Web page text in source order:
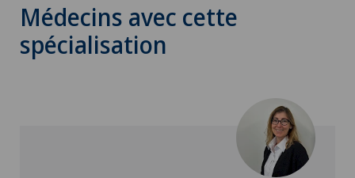
Médecins avec cette
spécialisation